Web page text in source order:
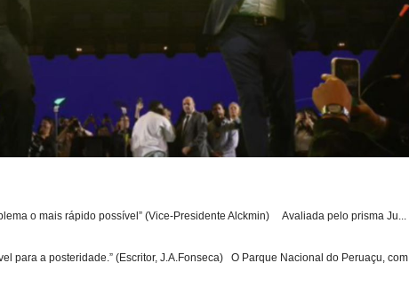
o mais rápido possível” (Vice-Presidente Alckmin) Avaliada pelo prisma Ju...
para a posteridade.” (Escritor, J.A.Fonseca) O Parque Nacional do Peruaçu, com